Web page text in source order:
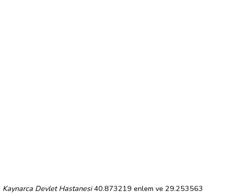
Kaynarca Devlet Hastanesi40.873219 enlem ve 29.253563